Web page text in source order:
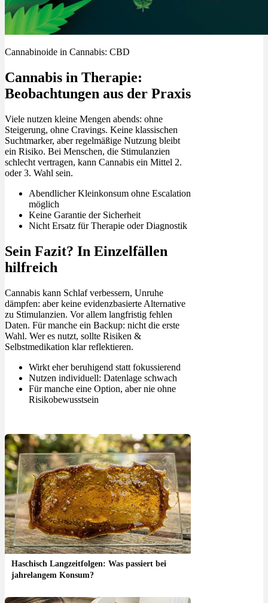
Cannabinoide in Cannabis: CBD
Cannabis in Therapie:
Beobachtungen aus der Praxis
Viele nutzen kleine Mengen abends: ohne
Steigerung, ohne Cravings. Keine klassischen
Suchtmarker, aber regelmäßige Nutzung bleibt
ein Risiko. Bei Menschen, die Stimulanzien
schlecht vertragen, kann Cannabis ein Mittel 2.
oder 3. Wahl sein.
Abendlicher Kleinkonsum ohne Escalation
möglich
Keine Garantie der Sicherheit
Nicht Ersatz für Therapie oder Diagnostik
Sein Fazit? In Einzelfällen
hilfreich
Cannabis kann Schlaf verbessern, Unruhe
dämpfen: aber keine evidenzbasierte Alternative
zu Stimulanzien. Vor allem langfristig fehlen
Daten. Für manche ein Backup: nicht die erste
Wahl. Wer es nutzt, sollte Risiken &
Selbstmedikation klar reflektieren.
Wirkt eher beruhigend statt fokussierend
Nutzen individuell: Datenlage schwach
Für manche eine Option, aber nie ohne
Risikobewusstsein
Haschisch Langzeitfolgen: Was passiert bei
jahrelangem Konsum?